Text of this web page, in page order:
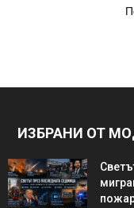
ИЗБРАНИ ОТ